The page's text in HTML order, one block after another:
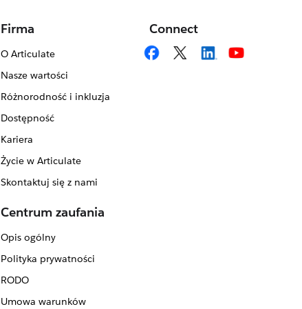
Firma
O Articulate
Nasze wartości
Różnorodność i inkluzja
Dostępność
Kariera
Życie w Articulate
Skontaktuj się z nami
Centrum zaufania
Opis ogólny
Polityka prywatności
RODO
Umowa warunków
Connect